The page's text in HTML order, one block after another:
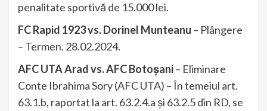
penalitate sportivă de 15.000 lei.
FC Rapid 1923 vs. Dorinel Munteanu – Plângere
– Termen. 28.02.2024.
AFC UTA Arad vs. AFC Botoșani– Eliminare
Conte Ibrahima Sory (AFC UTA) – În temeiul art.
63.1.b, raportat la art. 63.2.4.a și 63.2.5 din RD, se